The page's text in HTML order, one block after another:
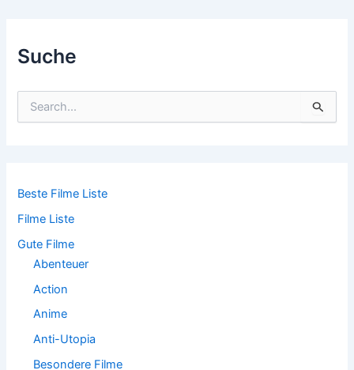
Suche
n
c
h
Beste Filme Liste
Filme Liste
Gute Filme
Abenteuer
Action
Anime
Anti-Utopia
Besondere Filme